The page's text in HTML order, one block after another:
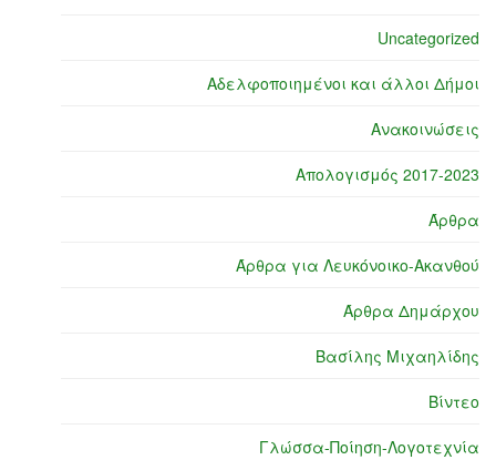
Uncategorized
Αδελφοποιημένοι και άλλοι Δήμοι
Ανακοινώσεις
Απολογισμός 2017-2023
Άρθρα
Άρθρα για Λευκόνοικο-Ακανθού
Άρθρα Δημάρχου
Βασίλης Μιχαηλίδης
Βίντεο
Γλώσσα-Ποίηση-Λογοτεχνία